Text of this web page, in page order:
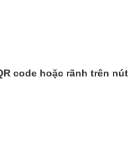
code hoặc rãnh trên nút